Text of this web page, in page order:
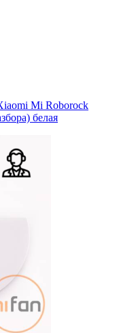
Mi Roborock
белая